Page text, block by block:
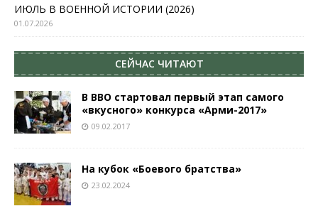
ИЮЛЬ В ВОЕННОЙ ИСТОРИИ (2026)
01.07.2026
СЕЙЧАС ЧИТАЮТ
В ВВО стартовал первый этап самого
«вкусного» конкурса «Арми-2017»
09.02.2017
На кубок «Боевого братства»
23.02.2024